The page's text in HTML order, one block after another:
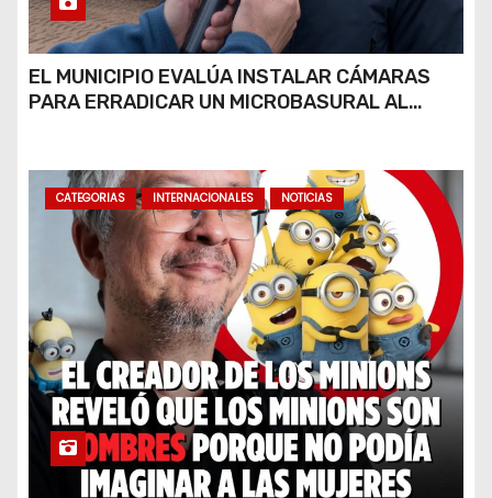
EL MUNICIPIO EVALÚA INSTALAR CÁMARAS
PARA ERRADICAR UN MICROBASURAL AL
CATEGORIAS INTERNACIONALES NOTICIAS